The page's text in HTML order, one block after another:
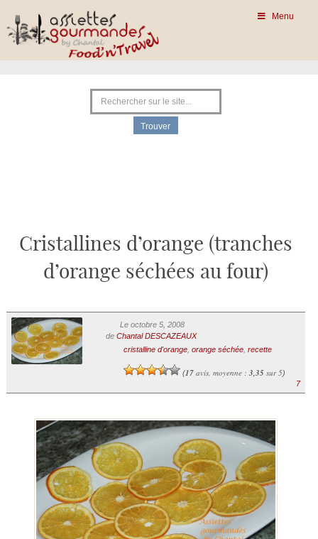
Menu
Cristallines d’orange (tranches
d’orange séchées au four)
Le octobre 5, 2008
de Chantal DESCAZEAUX
cristalline d'orange, orange séchée, recette
(17avis, moyenne : 3,35sur 5)
7